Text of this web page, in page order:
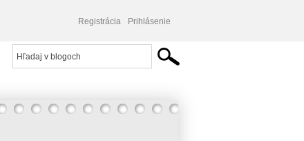
Registrácia Prihlásenie